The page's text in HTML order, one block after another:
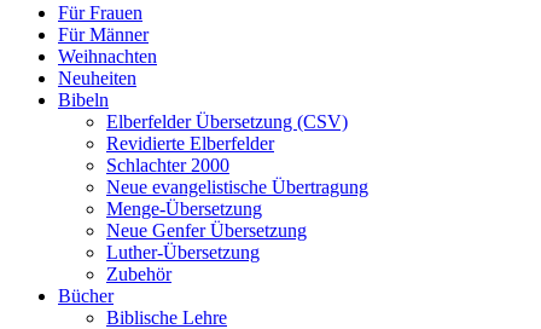
Für Frauen
Für Männer
Weihnachten
Neuheiten
Bibeln
Elberfelder Übersetzung (CSV)
Revidierte Elberfelder
Schlachter 2000
Neue evangelistische Übertragung
Menge-Übersetzung
Neue Genfer Übersetzung
Luther-Übersetzung
Zubehör
Bücher
Biblische Lehre